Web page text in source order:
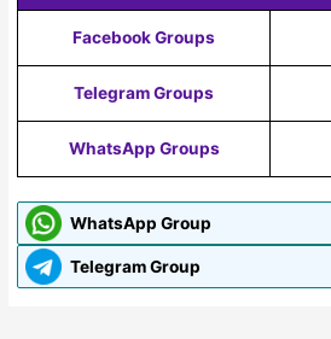
Facebook Groups
Telegram Groups
WhatsApp Groups
WhatsApp Group
Telegram Group